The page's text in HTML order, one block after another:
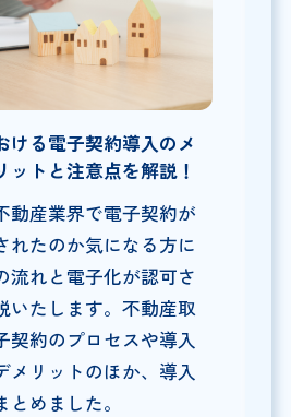
ける電子契約導入のメ
ットと注意点を解説！
動産業界で電子契約が
れたのか気になる方に
流れと電子化が認可さ
いたします。不動産取
契約のプロセスや導入
メリットのほか、導入
めました。